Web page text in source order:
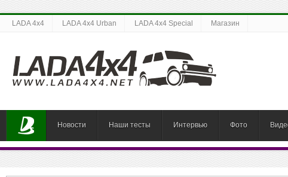
LADA 4x4 LADA 4x4 Urban LADA 4x4 Special Магазин
Новости Наши тесты Интервью Фото